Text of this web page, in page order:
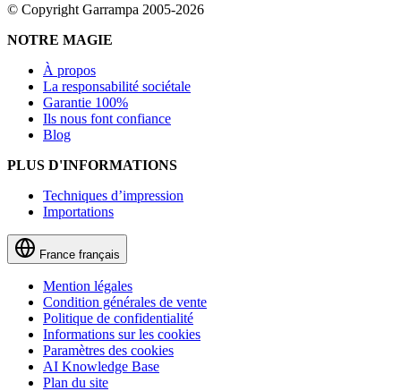
© Copyright Garrampa 2005-2026
NOTRE MAGIE
À propos
La responsabilité sociétale
Garantie 100%
Ils nous font confiance
Blog
PLUS D'INFORMATIONS
Techniques d’impression
Importations
France français
Mention légales
Condition générales de vente
Politique de confidentialité
Informations sur les cookies
Paramètres des cookies
AI Knowledge Base
Plan du site